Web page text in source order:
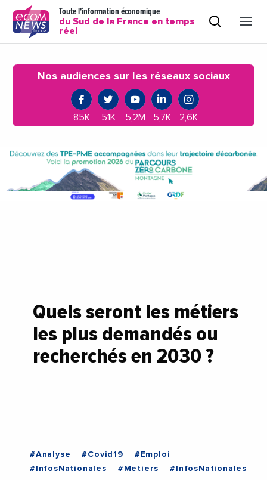
Toute l'information économique
du Sud de la France en temps
réel
Nos audiences sur les réseaux sociaux
85K 51K 5,2M 5,7K 2,6K
Quels seront les métiers
les plus demandés ou
recherchés en 2030 ?
#Analyse #Covid19
#Emploi
#InfosNationales
#Metiers #InfosNationales